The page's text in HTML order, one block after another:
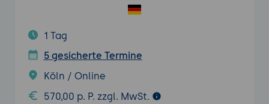
1 Tag
5 gesicherte Termine
Köln / Online
570,00 p. P. zzgl. MwSt.